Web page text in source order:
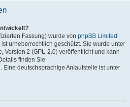
Fassung) wurde von phpBB Limited
urheberrechtlich geschützt. Sie wurde unter
Version 2 (GPL-2.0) veröffentlicht und kann
finden Sie
. Eine deutschsprachige Anlaufstelle ist unter